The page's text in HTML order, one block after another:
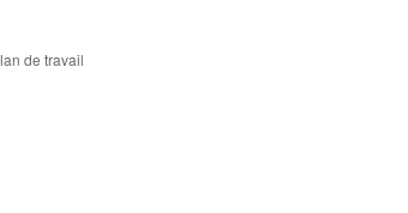
de travail